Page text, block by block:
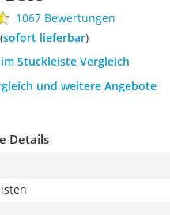
1067 Bewertungen
Sofort lieferbar)
Stuckleiste Vergleich
und weitere Angebote
Details